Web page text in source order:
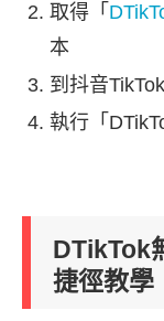
取得「
本
到抖音
執行「
DTikTok
捷徑教學